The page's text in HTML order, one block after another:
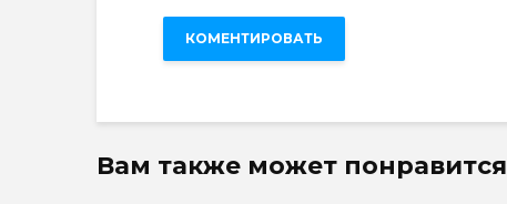
Вам также может понравится